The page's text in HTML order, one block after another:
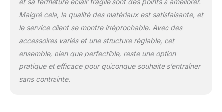
du corps. Également livré
multifonction, 2
ancrages de porte, 2
sangles de pieds, 2
chevilles et 2 poignées +
20 pages de manuel
et sa fermeture éclair fragile sont des points à améliorer.
Malgré cela, la qualité des matériaux est satisfaisante, et
le service client se montre irréprochable. Avec des
accessoires variés et une structure réglable, cet
ensemble, bien que perfectible, reste une option
pratique et efficace pour quiconque souhaite s’entraîner
sans contrainte.